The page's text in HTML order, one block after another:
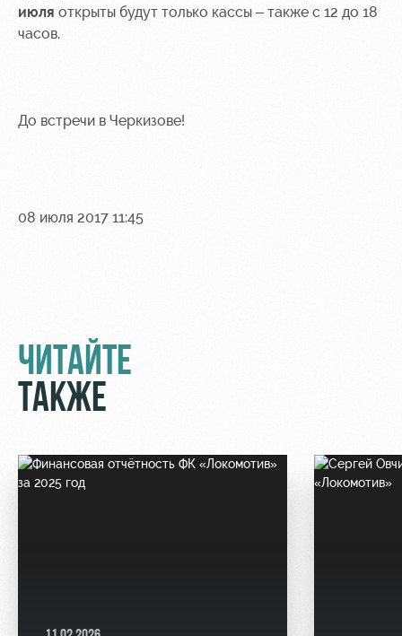
июля открыты будут только кассы – также с 12 до 18
часов.
До встречи в Черкизове!
08 июля 2017 11:45
ЧИТАЙТЕ
ТАКЖЕ